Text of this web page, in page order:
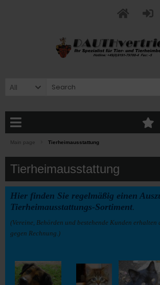
All
Main page Tierheimausstattung
Tierheimausstattung
Hier finden Sie regelmäßig einen
Tierheimausstattungs-Sortiment.
(Vereine, Behörden und bestehende Kunden
gegen Rechnung.)